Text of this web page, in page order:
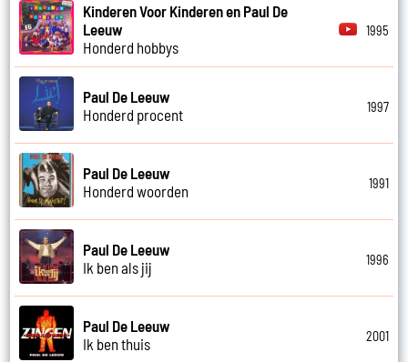
Kinderen Voor Kinderen en Paul De
Leeuw
Honderd hobbys
1995
Paul De Leeuw
Honderd procent
1997
Paul De Leeuw
Honderd woorden
1991
Paul De Leeuw
Ik ben als jij
1996
Paul De Leeuw
Ik ben thuis
2001